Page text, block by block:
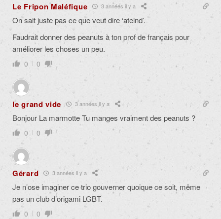
Le Fripon Maléfique 3 années il y a
On sait juste pas ce que veut dire ‘ateind’.
Faudrait donner des peanuts à ton prof de français pour
améliorer les choses un peu.
0 0
le grand vide 3 années il y a
Bonjour La marmotte Tu manges vraiment des peanuts ?
0 0
Gérard 3 années il y a
Je n’ose imaginer ce trio gouverner quoique ce soit, même
pas un club d’origami LGBT.
0 0